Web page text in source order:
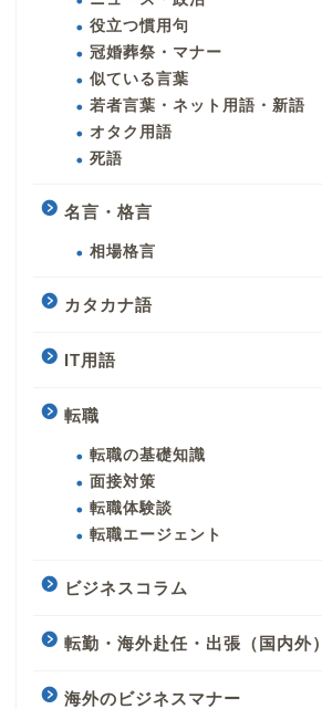
役立つ慣用句
冠婚葬祭・マナー
似ている言葉
若者言葉・ネット用語・新語
オタク用語
死語
名言・格言
相場格言
カタカナ語
IT用語
転職
転職の基礎知識
面接対策
転職体験談
転職エージェント
ビジネスコラム
転勤・海外赴任・出張（国内外）
海外のビジネスマナー